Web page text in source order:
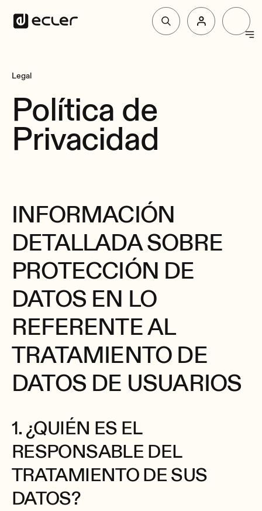
Lösungen
Über Ecler
Legal
Política de
Privacidad
INFORMACIÓN
DETALLADA SOBRE
PROTECCIÓN DE
DATOS EN LO
REFERENTE AL
TRATAMIENTO DE
DATOS DE USUARIOS
1. ¿QUIÉN ES EL
RESPONSABLE DEL
TRATAMIENTO DE SUS
DATOS?